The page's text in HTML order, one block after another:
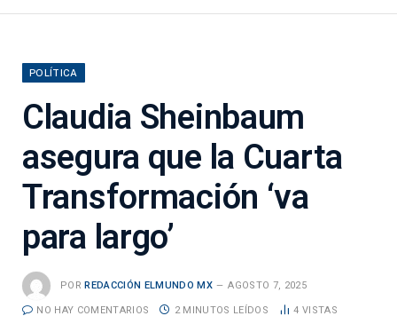
POLÍTICA
Claudia Sheinbaum
asegura que la Cuarta
Transformación ‘va
para largo’
POR REDACCIÓN ELMUNDO MX AGOSTO 7, 2025
NO HAY COMENTARIOS 2 MINUTOS LEÍDOS 4 VISTAS